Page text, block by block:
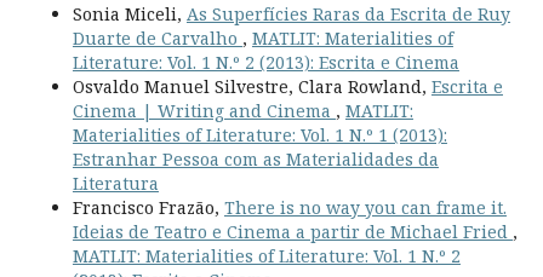
Sonia Miceli, As Superfícies Raras da Escrita de Ruy
Duarte de Carvalho , MATLIT: Materialities of
Literature: Vol. 1 N.º 2 (2013): Escrita e Cinema
Osvaldo Manuel Silvestre, Clara Rowland, Escrita e
Cinema | Writing and Cinema , MATLIT:
Materialities of Literature: Vol. 1 N.º 1 (2013):
Estranhar Pessoa com as Materialidades da
Literatura
Francisco Frazão, There is no way you can frame it.
Ideias de Teatro e Cinema a partir de Michael Fried ,
MATLIT: Materialities of Literature: Vol. 1 N.º 2